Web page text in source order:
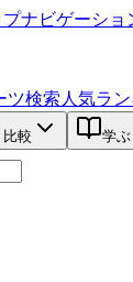
プナビゲーショ
ツ検索 人気ラ
較 学ぶ